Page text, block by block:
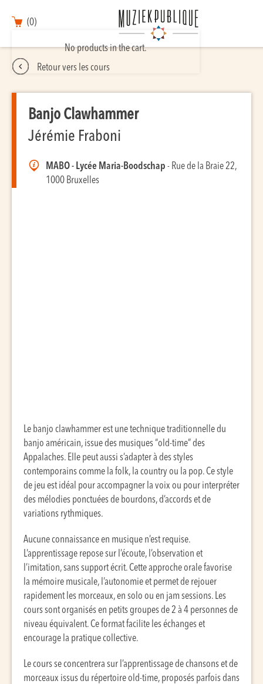
(0)
No products in the cart.
Retour vers les cours
Banjo Clawhammer
Jérémie Fraboni
MABO - Lycée Maria-Boodschap - Rue de la Braie 22,
1000 Bruxelles
Le banjo clawhammer est une technique traditionnelle du
banjo américain, issue des musiques “old-time” des
Appalaches. Elle peut aussi s’adapter à des styles
contemporains comme la folk, la country ou la pop. Ce style
de jeu est idéal pour accompagner la voix ou pour interpréter
des mélodies ponctuées de bourdons, d’accords et de
variations rythmiques.
Aucune connaissance en musique n’est requise.
L’apprentissage repose sur l’écoute, l’observation et
l’imitation, sans support écrit. Cette approche orale favorise
la mémoire musicale, l’autonomie et permet de rejouer
rapidement les morceaux, en solo ou en jam sessions. Les
cours sont organisés en petits groupes de 2 à 4 personnes de
niveau équivalent. Ce format facilite les échanges et
encourage la pratique collective.
Le cours se concentrera sur l’apprentissage de chansons et de
morceaux issus du répertoire old-time, proposés parfois dans